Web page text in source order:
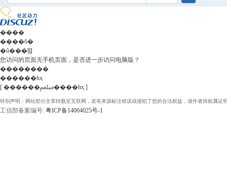
南昌
����
����б�
�û���Ϣ
您访问的页面无手机页面，是否进一步访问电脑版？
��������
������һҳ
[ ������ﷵ����һҳ ]
特别声明：网站部分文章转载至互联网，若有来源标注错误或侵犯了您的合法权益，请作者持权属证
工信部备案编号: 粤ICP备14004025号-1